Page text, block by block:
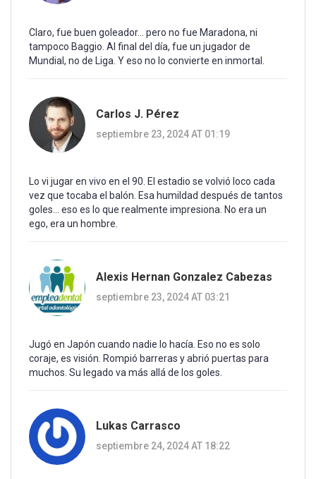
Claro, fue buen goleador... pero no fue Maradona, ni
tampoco Baggio. Al final del día, fue un jugador de
Mundial, no de Liga. Y eso no lo convierte en inmortal.
Carlos J. Pérez
septiembre 23, 2024 AT 01:19
Lo vi jugar en vivo en el 90. El estadio se volvió loco cada
vez que tocaba el balón. Esa humildad después de tantos
goles... eso es lo que realmente impresiona. No era un
ego, era un hombre.
Alexis Hernan Gonzalez Cabezas
septiembre 23, 2024 AT 03:21
Jugó en Japón cuando nadie lo hacía. Eso no es solo
coraje, es visión. Rompió barreras y abrió puertas para
muchos. Su legado va más allá de los goles.
Lukas Carrasco
septiembre 24, 2024 AT 18:22